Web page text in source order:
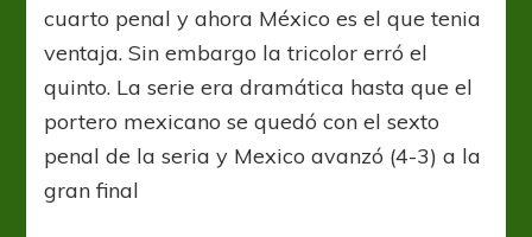
cuarto penal y ahora México es el que tenia
ventaja. Sin embargo la tricolor erró el
quinto. La serie era dramática hasta que el
portero mexicano se quedó con el sexto
penal de la seria y Mexico avanzó (4-3) a la
gran final